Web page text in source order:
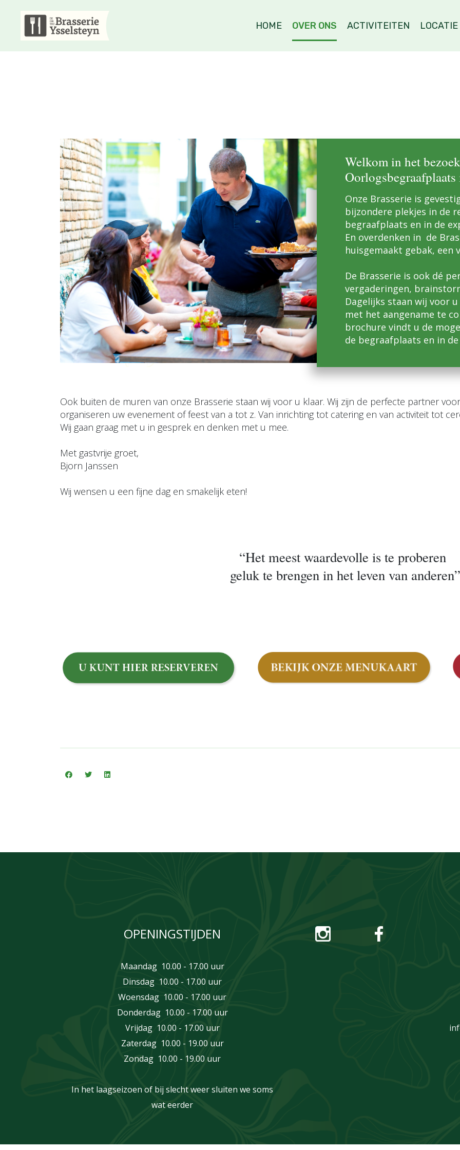
HOME OVER ONS ACTIVITEITEN LOCATIE
Welkom in het
Onze Brasserie is
bijzondere plekjes in de
begraafplaats en in de
En overdenken in de
huisgemaakt gebak, een
De Brasserie is ook dé
vergaderingen,
Dagelijks staan wij voor
met het aangename te
brochure vindt u de
de begraafplaats en in
Ook buiten de muren van onze Brasserie staan wij voor u klaar. Wij zijn de perfecte partner
organiseren uw evenement of feest van a tot z. Van inrichting tot catering en van activiteit tot
Wij gaan graag met u in gesprek en denken met u mee.
Met gastvrije groet,
Bjorn Janssen
Wij wensen u een fijne dag en smakelijk eten!
“Het meest waardevolle is te proberen
geluk te brengen in het leven van anderen”
OPENINGSTIJDEN
Maandag 10.00 - 17.00 uur
Dinsdag 10.00 - 17.00 uur
Woensdag 10.00 - 17.00 uur
Donderdag 10.00 - 17.00 uur
Vrijdag 10.00 - 17.00 uur
Zaterdag 10.00 - 19.00 uur
Zondag 10.00 - 19.00 uur
In het laagseizoen of bij slecht weer sluiten we soms
wat eerder